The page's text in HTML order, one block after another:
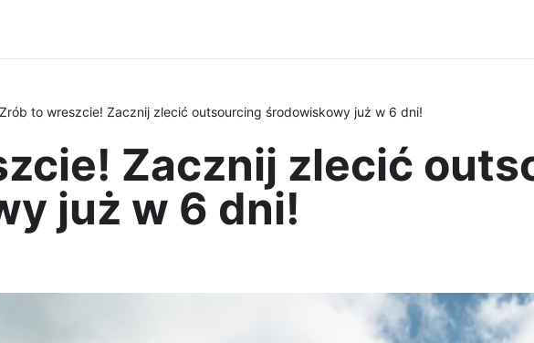
Zrób to wreszcie! Zacznij zlecić outsourcing środowiskowy już w 6 dni!
Zacznij zlecić
już w 6 dni!